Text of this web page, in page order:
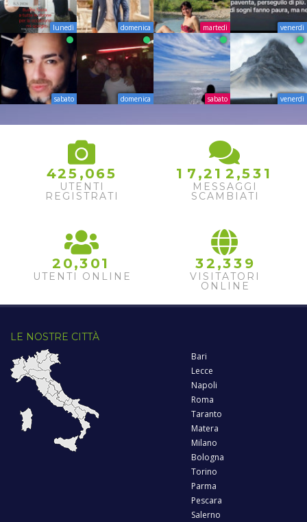
lunedì domenica martedì venerdì
sabato domenica sabato venerdì
425 ,065
UTENTI
REGISTRATI
1 7 ,2 1 2 ,53 1
2
MESSAGGI
SCAMBIATI
2 0,3 01
UTENTI ONLINE
32 ,33 9
VISITATORI
ONLINE
LE NOSTRE CITTÀ
Bari
Lecce
Napoli
Roma
Taranto
Matera
Milano
Bologna
Torino
Parma
Pescara
Salerno